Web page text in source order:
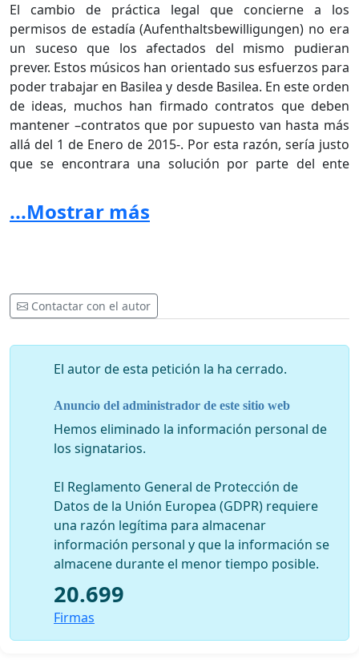
El cambio de práctica legal que concierne a los
permisos de estadía (Aufenthaltsbewilligungen) no era
un suceso que los afectados del mismo pudieran
prever. Estos músicos han orientado sus esfuerzos para
poder trabajar en Basilea y desde Basilea. En este orden
de ideas, muchos han firmado contratos que deben
mantener –contratos que por supuesto van hasta más
allá del 1 de Enero de 2015-. Por esta razón, sería justo
que se encontrara una solución por parte del ente
situación no tengan que abandonar Basilea, para que la
ciudad no se convierta en un “desierto musical”
Gubernamental del Cantón Basilea-Ciudad:
encontrar una solución transitoria para que todos los
provienen de “países terceros” (Drittstaaten, no
pertenecientes a la UE) obtengan un permiso de
estadía mínimamente hasta el 31 de Diciembre de 2015,
estudios en 2014,
además de hacer viables medidas a largo plazo y actuar
en pro de reformar la ley federal
para que a los
músicos independientes que no pertenecen a la Unión
Europea les sea posible desarrollar su labor aquí en
...Mostrar más
Contactar con el autor
El autor de esta petición la ha cerrado.
Anuncio del administrador de este sitio web
Hemos eliminado la información personal de
los signatarios.
El Reglamento General de Protección de
Datos de la Unión Europea (GDPR) requiere
una razón legítima para almacenar
información personal y que la información se
almacene durante el menor tiempo posible.
20.699
Firmas